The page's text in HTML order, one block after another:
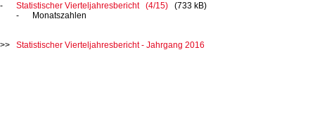
Statistischer Vierteljahresbericht (4/15)
(733 kB)
Monatszahlen
Statistischer Vierteljahresbericht - Jahrgang 2016